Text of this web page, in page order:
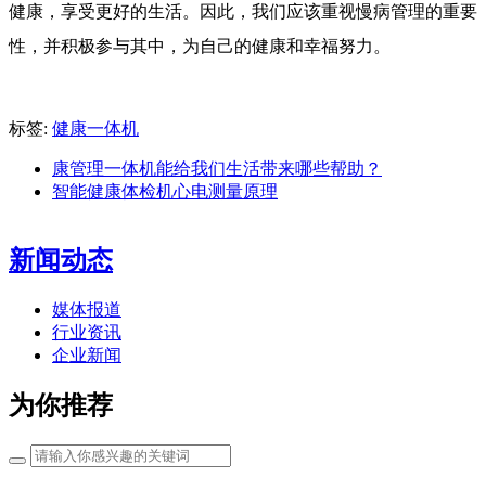
健康，享受更好的生活。因此，我们应该重视慢病管理的重要
性，并积极参与其中，为自己的健康和幸福努力。
标签: 健康一体机
康管理一体机能给我们生活带来哪些帮助？
智能健康体检机心电测量原理
新闻动态
媒体报道
行业资讯
企业新闻
为你推荐